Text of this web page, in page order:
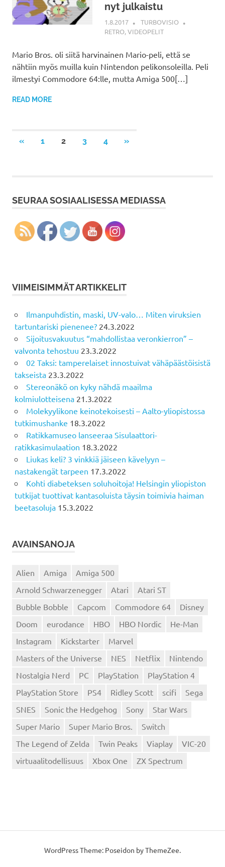
nyt julkaistu
1.8.2017
TURBOVISIO
RETRO,VIDEOPELIT
Mario Bros. oli siitä harvinainen Mario-peli, että se
nähtiin myös muilla kuin Nintendon pelikonsoleilla. Peli
ilmestyi Commodore 64:lle, mutta Amiga 500[…]
READ MORE
Artikkelien
«PREVIOUS
1 2 3 4
NEXT
»
SEURAA SOSIAALISESSA MEDIASSA
VIIMEISIMMÄT ARTIKKELIT
Ilmanpuhdistin, maski, UV-valo… Miten viruksien
tartuntariski pienenee? 24.3.2022
Sijoitusvakuutus “mahdollistaa veronkierron” –
valvonta tehostuu 23.3.2022
02 Taksi: tamperelaiset innostuivat vähäpäästöisistä
takseista 23.3.2022
Stereonäkö on kyky nähdä maailma
kolmiulotteisena 21.3.2022
Molekyylikone keinotekoisesti – Aalto-yliopistossa
tutkimushanke 18.3.2022
Ratikkamuseo lanseeraa Sisulaattori-
ratikkasimulaation 18.3.2022
Liukas keli? 3 vinkkiä jäiseen kävelyyn –
nastakengät tarpeen 17.3.2022
Kohti diabeteksen soluhoitoja! Helsingin yliopiston
tutkijat tuottivat kantasoluista täysin toimivia haiman
beetasoluja 15.3.2022
AVAINSANOJA
Alien Amiga
Amiga 500
Arnold Schwarzenegger
Atari
Atari ST
Bubble Bobble
Capcom Commodore 64
Disney
Doom
eurodance HBO HBO Nordic
He-Man
Instagram
Kickstarter
Marvel
Masters of the Universe
NES Netflix
Nintendo
Nostalgia Nerd
PC PlayStation
PlayStation 4
PlayStation Store
PS4 Ridley Scott scifi
Sega
SNES
Sonic the Hedgehog Sony
Star Wars
Super Mario
Super Mario Bros.
Switch
The Legend of Zelda
Twin Peaks Viaplay
VIC-20
virtuaalitodellisuus
Xbox One ZX Spectrum
WordPress Theme: Poseidon byThemeZee.